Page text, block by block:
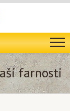
farnosti